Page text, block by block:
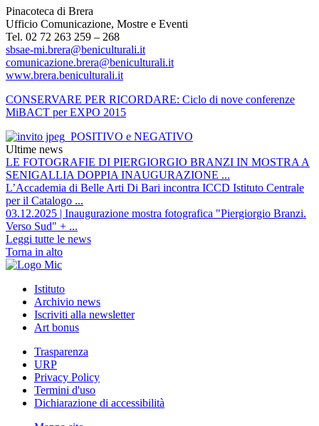
Pinacoteca di Brera
Ufficio Comunicazione, Mostre e Eventi
Tel. 02 72 263 259 – 268
sbsae-mi.brera@beniculturali.it
comunicazione.brera@beniculturali.it
www.brera.beniculturali.it
CONSERVARE PER RICORDARE: Ciclo di nove conferenze
MiBACT per EXPO 2015
Ultime news
LE FOTOGRAFIE DI PIERGIORGIO BRANZI IN MOSTRA A
SENIGALLIA DOPPIA INAUGURAZIONE ...
L’Accademia di Belle Arti Di Bari incontra ICCD Istituto Centrale
per il Catalogo ...
03.12.2025 | Inaugurazione mostra fotografica "Piergiorgio Branzi.
Verso Sud" + ...
Leggi tutte le news
Torna in alto
Istituto
Archivio news
Iscriviti alla newsletter
Art bonus
Trasparenza
URP
Privacy Policy
Termini d'uso
Dichiarazione di accessibilità